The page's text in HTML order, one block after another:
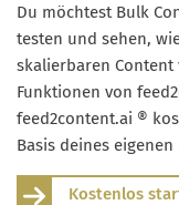
Du möchtest Bulk
testen und sehen,
skalierbaren Content
Funktionen von
feed2content.ai ®
Basis deines eigenen
Kostenlos